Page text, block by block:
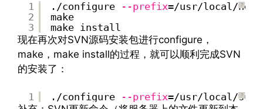
?
1
2
3
./configure --prefix=/usr/local/neon
make
make install
现在再次对SVN源码安装包进行configure，
make，make install的过程，就可以顺利完成SVN
的安装了：
?
1 ./configure --prefix=/usr/local/